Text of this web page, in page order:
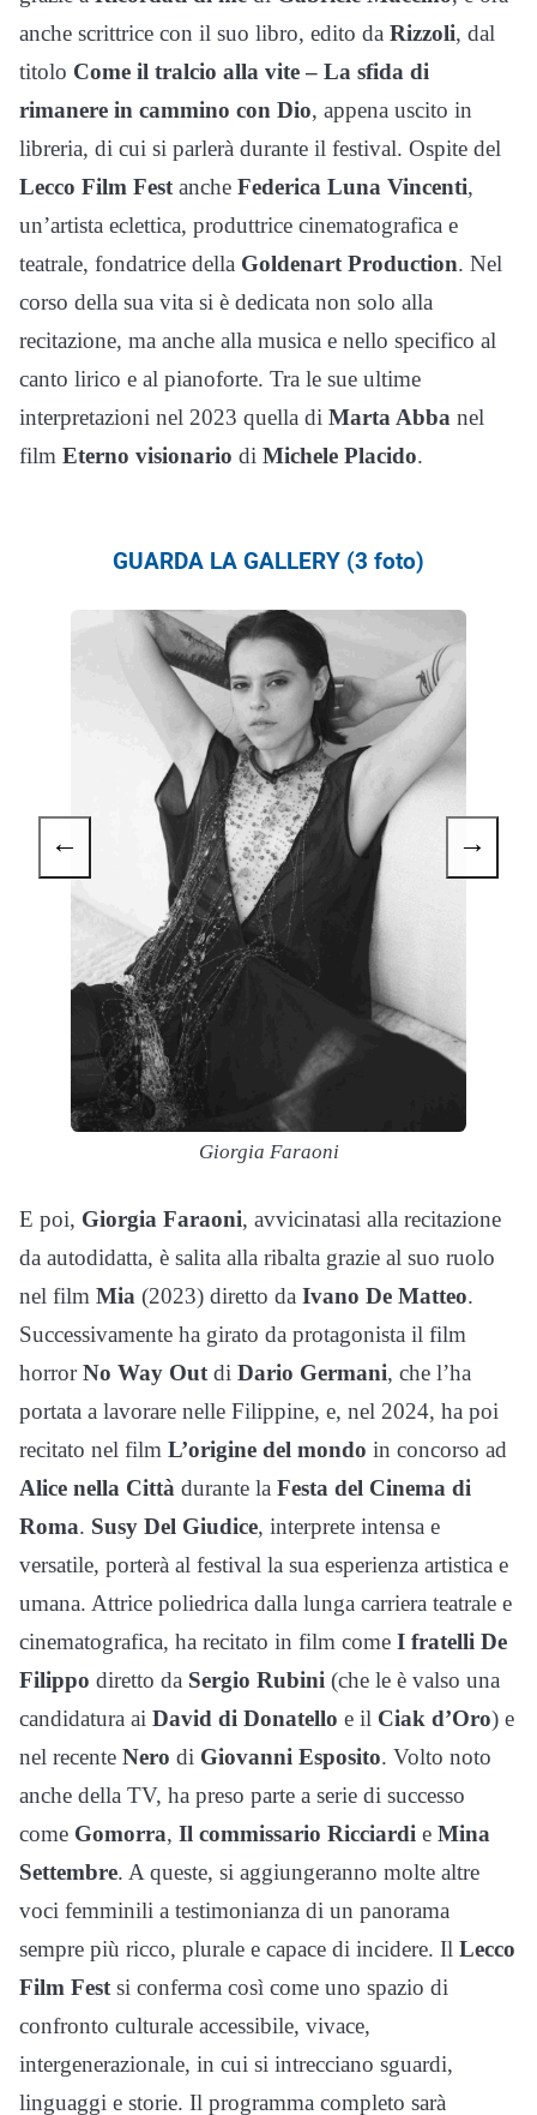
anche scrittrice con il suo libro, edito da Rizzoli, dal
titolo Come il tralcio alla vite – La sfida di
rimanere in cammino con Dio, appena uscito in
libreria, di cui si parlerà durante il festival. Ospite del
Lecco Film Fest anche Federica Luna Vincenti,
un’artista eclettica, produttrice cinematografica e
teatrale, fondatrice della Goldenart Production. Nel
corso della sua vita si è dedicata non solo alla
recitazione, ma anche alla musica e nello specifico al
canto lirico e al pianoforte. Tra le sue ultime
interpretazioni nel 2023 quella di Marta Abba nel
film Eterno visionario di Michele Placido.
GUARDA LA GALLERY (3 foto)
Giorgia Faraoni
← →
E poi, Giorgia Faraoni, avvicinatasi alla recitazione
da autodidatta, è salita alla ribalta grazie al suo ruolo
nel film Mia (2023) diretto da Ivano De Matteo.
Successivamente ha girato da protagonista il film
horrorNo Way Out di Dario Germani, che l’ha
portata a lavorare nelle Filippine, e, nel 2024, ha poi
recitato nel film L’origine del mondo in concorso ad
Alice nella Città durante la Festa del Cinema di
Roma. Susy Del Giudice, interprete intensa e
versatile, porterà al festival la sua esperienza artistica e
umana. Attrice poliedrica dalla lunga carriera teatrale e
cinematografica, ha recitato in film come I fratelli De
Filippo diretto da Sergio Rubini (che le è valso una
candidatura ai David di Donatello e il Ciak d’Oro) e
nel recente Nero di Giovanni Esposito. Volto noto
anche della TV, ha preso parte a serie di successo
come Gomorra, Il commissario Ricciardi e Mina
Settembre. A queste, si aggiungeranno molte altre
voci femminili a testimonianza di un panorama
sempre più ricco, plurale e capace di incidere. Il Lecco
Film Fest si conferma così come uno spazio di
confronto culturale accessibile, vivace,
intergenerazionale, in cui si intrecciano sguardi,
linguaggi e storie. Il programma completo sarà